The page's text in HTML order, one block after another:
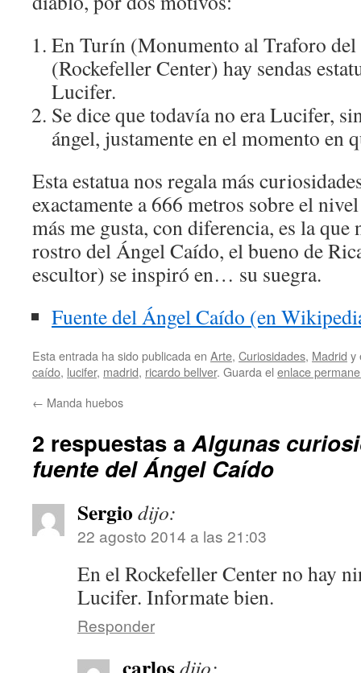
En Turín (Monumento al Traforo
(Rockefeller Center) hay sendas
Lucifer.
Se dice que todavía no era Lucifer,
ángel, justamente en el momento en
Esta estatua nos regala más
exactamente a 666 metros sobre el
más me gusta, con diferencia, es la que
rostro del Ángel Caído, el bueno de
escultor) se inspiró en… su suegra.
Fuente del Ángel Caído (en
Esta entrada ha sido publicada en Arte, Curiosidades, Madrid y
caído, lucifer, madrid, ricardo bellver. Guarda el enlace
← Manda huebos
2 respuestas aAlgunas
fuente del Ángel Caído
Sergio dijo:
22 agosto 2014 a las 21:03
En el Rockefeller Center no hay
Lucifer. Informate bien.
Responder
dijo: